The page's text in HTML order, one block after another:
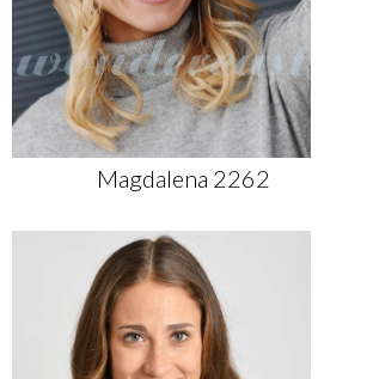
Magdalena 2262